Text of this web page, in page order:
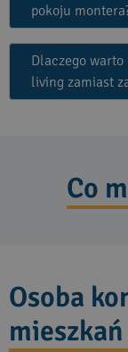
pokoju
Dlaczego
living zamiast
Co
Osoba